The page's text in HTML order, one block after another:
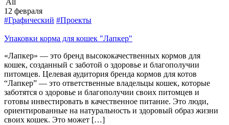
All
12 февраля
#Графический #Проекты
Упаковки корма для кошек "Лапкер"
«Лапкер» — это бренд высококачественных кормов для
кошек, созданный с заботой о здоровье и благополучии
питомцев. Целевая аудитория бренда кормов для котов
“Лапкер” — это ответственные владельцы кошек, которые
заботятся о здоровье и благополучии своих питомцев и
готовы инвестировать в качественное питание. Это люди,
ориентированные на натуральность и здоровый образ жизни
своих кошек. Это может […]